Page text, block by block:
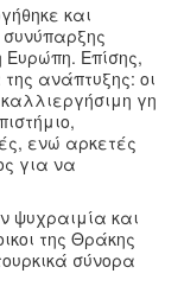
και
Ευρώπη. Επίσης,
ανάπτυξης: οι
γη
ενώ αρκετές
για να
ψυχραιμία και
της Θράκης
σύνορα